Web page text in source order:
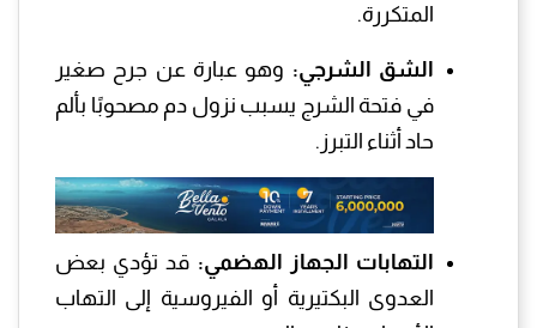
المتكررة.
الشق الشرجي: وهو عبارة عن جرح صغير
في فتحة الشرج يسبب نزول دم مصحوبًا بألم
حاد أثناء التبرز.
التهابات الجهاز الهضمي: قد تؤدي بعض
العدوى البكتيرية أو الفيروسية إلى التهاب